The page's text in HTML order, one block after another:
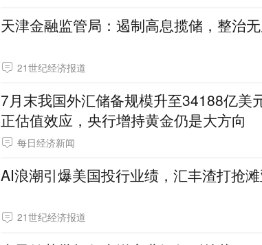
天津金融监管局：遏制高息揽储，整治
21世纪经济报道
7月末我国外汇储备规模升至34188亿美
正估值效应，央行增持黄金仍是大方向
每日经济新闻
AI浪潮引爆美国投行业绩，汇丰渣打抢
21世纪经济报道